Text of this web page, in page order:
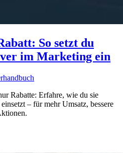
So setzt du
im Marketing ein
Rabatte: Erfahre, wie du sie
– für mehr Umsatz, bessere